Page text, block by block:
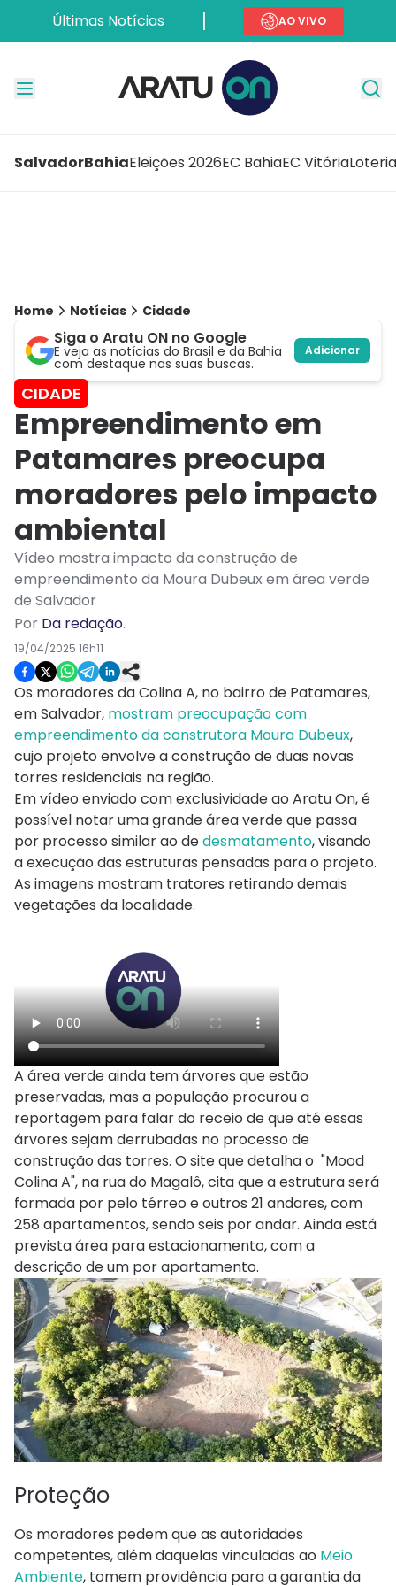
Últimas Notícias AO VIVO
SalvadorBahiaEleições 2026EC BahiaEC Vitória
Home Notícias Cidade
Siga o Aratu ON no Google
E veja as notícias do Brasil e da Bahia
com destaque nas suas buscas.
Adicionar
CIDADE
Empreendimento em
Patamares preocupa
moradores pelo impacto
ambiental
Vídeo mostra impacto da construção de
empreendimento da Moura Dubeux em área verde
de Salvador
Por Da redação.
19/04/2025 16h11
Os moradores da Colina A, no bairro de Patamares,
em Salvador, mostram preocupação com
empreendimento da construtora Moura Dubeux,
cujo projeto envolve a construção de duas novas
torres residenciais na região.
Em vídeo enviado com exclusividade ao Aratu On, é
possível notar uma grande área verde que passa
por processo similar ao dedesmatamento, visando
a execução das estruturas pensadas para o projeto.
As imagens mostram tratores retirando demais
vegetações da localidade.
A área verde ainda tem árvores que estão
preservadas, mas a população procurou a
reportagem para falar do receio de que até essas
árvores sejam derrubadas no processo de
construção das torres. O site que detalha o "Mood
Colina A", na rua do Magalô, cita que a estrutura será
formada por pelo térreo e outros 21 andares, com
258 apartamentos, sendo seis por andar. Ainda está
prevista área para estacionamento, com a
descrição de um por apartamento.
Proteção
Os moradores pedem que as autoridades
competentes, além daquelas vinculadas ao Meio
Ambiente, tomem providência para a garantia da